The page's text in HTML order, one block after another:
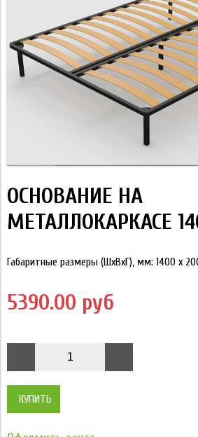
ОСНОВАНИЕ НА
МЕТАЛЛОКАРКАСЕ
Габаритные размеры (ШхВхГ), мм: 1400 x
5390.00 руб
КУПИТЬ